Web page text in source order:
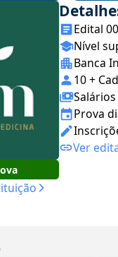
Edital
Nível
Banca
10 +
Salários
Prova
Ver